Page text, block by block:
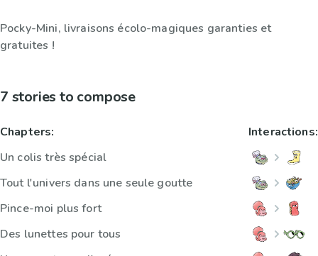
Pocky-Mini, livraisons écolo-magiques garanties et
gratuites !
7 stories to compose
Chapters:
Un colis très spécial
Tout l'univers dans une seule goutte
Pince-moi plus fort
Des lunettes pour tous
Interactions: